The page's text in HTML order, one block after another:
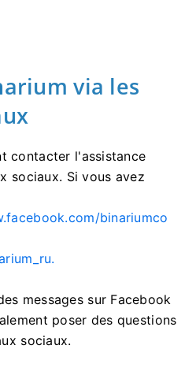
via les
contacter l'assistance
sociaux. Si vous avez
binariumco
messages sur Facebook
poser des questions
sociaux.